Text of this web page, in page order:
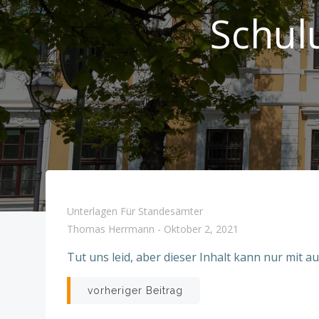
Unterlagen Für Standesämter
Thomas Herrmann - Oktober 2, 2021
Tut uns leid, aber dieser Inhalt kann nur mit
Beitragsnavigation
vorheriger Beitrag